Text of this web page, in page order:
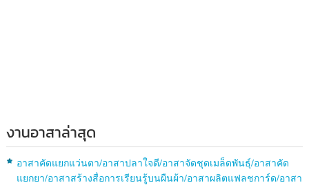
งานอาสาล่าสุด
อาสาคัดแยกแว่นตา/อาสาปลาใจดี/อาสาจัดชุดเมล็ดพันธุ์/อาสาคัด
แยกยา/อาสาสร้างสื่อการเรียนรู้บนผืนผ้า/อาสาผลิตแฟลชการ์ด/อาสา